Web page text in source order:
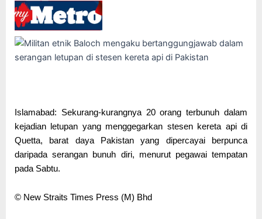
Islamabad: Sekurang-kurangnya 20 orang terbunuh dalam
kejadian letupan yang menggegarkan stesen kereta api di
Quetta, barat daya Pakistan yang dipercayai berpunca
daripada serangan bunuh diri, menurut pegawai tempatan
pada Sabtu.
© New Straits Times Press (M) Bhd